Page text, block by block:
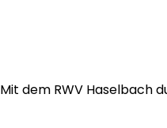
Mit dem RWV Haselbach